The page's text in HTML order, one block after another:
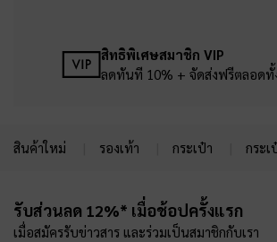
สิทธิพิเศษสมาชิก VIP
ลดทันที 10% + จัดส่งฟรีตลอดทั้
สินค้าใหม่ รองเท้า กระเป๋า กระเ
รับส่วนลด 12%* เมื่อช้อปครั้งแรก
เมื่อสมัครรับข่าวสาร และร่วมเป็นสมาชิกกับเรา